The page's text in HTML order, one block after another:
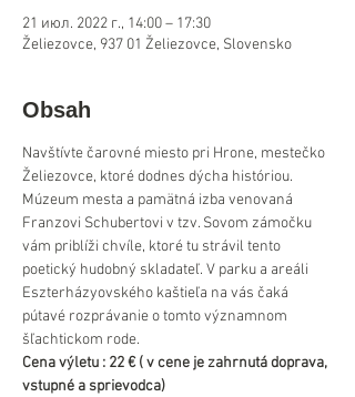
21 июл. 2022 г., 14:00 – 17:30
Želiezovce, 937 01 Želiezovce, Slovensko
Obsah
Navštívte čarovné miesto pri Hrone, mestečko
Želiezovce, ktoré dodnes dýcha históriou.
Múzeum mesta a pamätná izba venovaná
Franzovi Schubertovi v tzv. Sovom zámočku
vám priblíži chvíle, ktoré tu strávil tento
poetický hudobný skladateľ. V parku a areáli
Eszterházyovského kaštieľa na vás čaká
pútavé rozprávanie o tomto významnom
šľachtickom rode.
Cena výletu : 22 € ( v cene je zahrnutá doprava,
vstupné a sprievodca)